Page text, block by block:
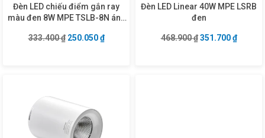
Đèn LED chiếu điểm gắn ray
màu đen 8W MPE TSLB-8N ánh
333.400₫ Giá gốc là: 333.400 ₫.
250.050₫Giá hiện tại là: 250.050 ₫.
Đèn LED Linear 40W MPE LSRB
đen
468.900₫ Giá gốc là:
351.700₫Giá